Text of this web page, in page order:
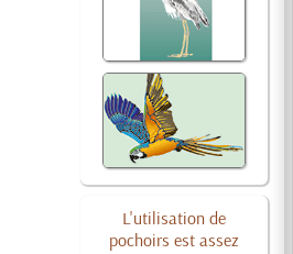
L'utilisation de
pochoirs est assez